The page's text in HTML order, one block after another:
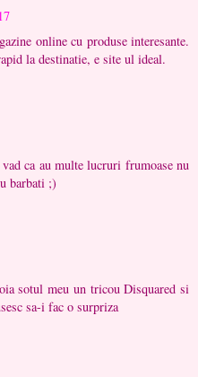
online cu produse interesante.
la destinatie, e site ul ideal.
ca au multe lucruri frumoase nu
barbati ;)
sotul meu un tricou Disquared si
sa-i fac o surpriza